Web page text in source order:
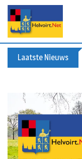
Laatste Nieuws